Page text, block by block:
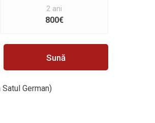
2 ani
800€
Sună
German)